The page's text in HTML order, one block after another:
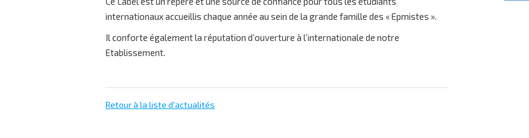
internationaux accueillis chaque année au sein de la grande famille des « Epmistes ».
Il conforte également la réputation d’ouverture à l’internationale de notre
Etablissement.
Retour à la liste d'actualités